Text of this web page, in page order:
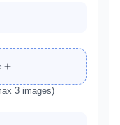
3 images)